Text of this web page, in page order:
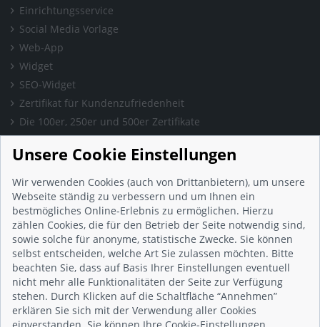
Einrichtungsservice
Social Media Vorlage
Web-App
Widget
SEO-Widget
Zertifikat für Kundenzufriedenheit
Die 100er, 250er und 500er Zertifikate
Presse & Wissen
Presse und Informationen
Blog
Häufig gestellte Fragen (FAQ)
Studie: Digitalisierungsbarometer
Initiative gegen Fake-Bewertungen
Kunden Informationen
Beratungsgespräch vereinbaren
Impressum
Datenschutz
Unsere Cookie Einstellungen
Wir verwenden Cookies (auch von Drittanbietern), um unsere
Webseite ständig zu verbessern und um Ihnen ein
bestmögliches Online-Erlebnis zu ermöglichen. Hierzu
zählen Cookies, die für den Betrieb der Seite notwendig sind,
sowie solche für anonyme, statistische Zwecke. Sie können
selbst entscheiden, welche Art Sie zulassen möchten. Bitte
beachten Sie, dass auf Basis Ihrer Einstellungen eventuell
nicht mehr alle Funktionalitäten der Seite zur Verfügung
stehen. Durch Klicken auf die Schaltfläche “Annehmen”
erklären Sie sich mit der Verwendung aller Cookies